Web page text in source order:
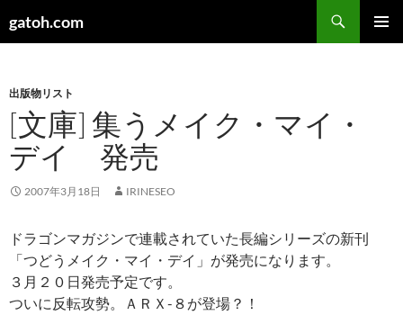
gatoh.com
索
ン
ツ
ス
キ
ッ
出版物リスト
[文庫] 集うメイク・マイ・
デイ 発売
2007年3月18日 IRINESEO
ドラゴンマガジンで連載されていた長編シリーズの新刊
「つどうメイク・マイ・デイ」が発売になります。
３月２０日発売予定です。
ついに反転攻勢。ＡＲＸ-８が登場？！